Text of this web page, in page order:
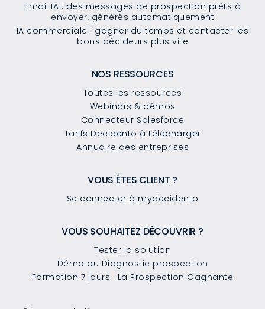
Email IA : des messages de prospection prêts à
envoyer, générés automatiquement
IA commerciale : gagner du temps et contacter les
bons décideurs plus vite
NOS RESSOURCES
Toutes les ressources
Webinars & démos
Connecteur Salesforce
Tarifs Decidento à télécharger
Annuaire des entreprises
VOUS ÊTES CLIENT ?
Se connecter à mydecidento
VOUS SOUHAITEZ DÉCOUVRIR ?
Tester la solution
Démo ou Diagnostic prospection
Formation 7 jours : La Prospection Gagnante